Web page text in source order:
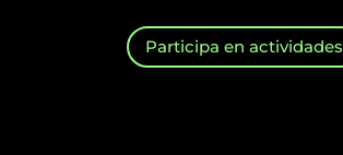
Participa en actividades